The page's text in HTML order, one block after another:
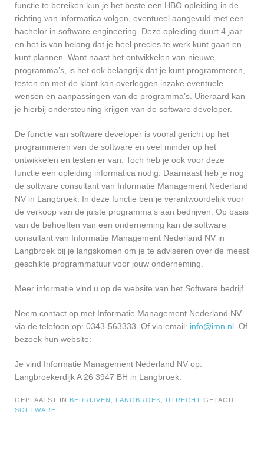
functie te bereiken kun je het beste een HBO opleiding in de
richting van informatica volgen, eventueel aangevuld met een
bachelor in software engineering. Deze opleiding duurt 4 jaar
en het is van belang dat je heel precies te werk kunt gaan en
kunt plannen. Want naast het ontwikkelen van nieuwe
programma’s, is het ook belangrijk dat je kunt programmeren,
testen en met de klant kan overleggen inzake eventuele
wensen en aanpassingen van de programma’s. Uiteraard kan
je hierbij ondersteuning krijgen van de software developer.
De functie van software developer is vooral gericht op het
programmeren van de software en veel minder op het
ontwikkelen en testen er van. Toch heb je ook voor deze
functie een opleiding informatica nodig. Daarnaast heb je nog
de software consultant van Informatie Management Nederland
NV in Langbroek. In deze functie ben je verantwoordelijk voor
de verkoop van de juiste programma’s aan bedrijven. Op basis
van de behoeften van een onderneming kan de software
consultant van Informatie Management Nederland NV in
Langbroek bij je langskomen om je te adviseren over de meest
geschikte programmatuur voor jouw onderneming.
Meer informatie vind u op de website van het Software bedrijf.
Neem contact op met Informatie Management Nederland NV
via de telefoon op: 0343-563333. Of via email: info@imn.nl . Of
bezoek hun website:
Je vind Informatie Management Nederland NV op:
Langbroekerdijk A 26 3947 BH in Langbroek.
GEPLAATST IN BEDRIJVEN LANGBROEK UTRECHT GETAGD
SOFTWARE